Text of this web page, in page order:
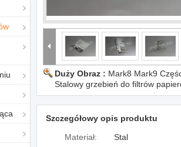
Duży Obraz : Mark8 Mark9
Stalowy grzebień do filtrów
Szczegółowy opis produktu
Materiał:
Stal